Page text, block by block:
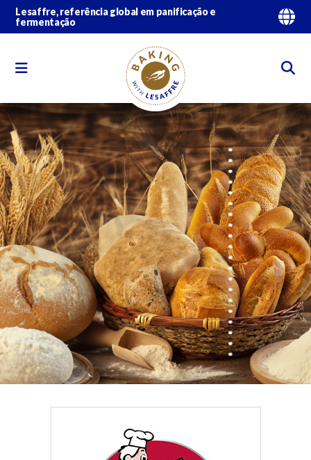
Lesaffre, referência global em panificação e
fermentação